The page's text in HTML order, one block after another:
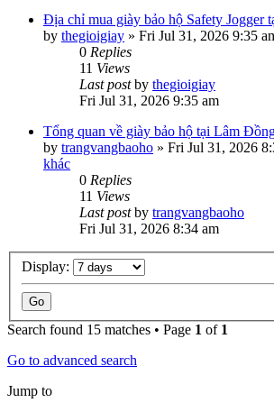
Địa chỉ mua giày bảo hộ Safety Jogger
by thegioigiay » Fri Jul 31, 2026 9:35
0 Replies
11 Views
Last postby thegioigiay
Fri Jul 31, 2026 9:35 am
Tổng quan về giày bảo hộ tại Lâm
by trangvangbaoho » Fri Jul 31, 2026
khác
0 Replies
11 Views
Last postby trangvangbaoho
Fri Jul 31, 2026 8:34 am
Display:
Search found 15 matches • Page 1 of 1
Go to advanced search
Jump to